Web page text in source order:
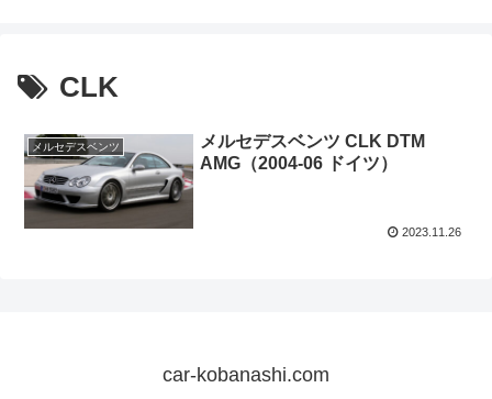
CLK
メルセデスベンツ
メルセデスベンツ CLK DTM
AMG（2004-06 ドイツ）
2023.11.26
car-kobanashi.com